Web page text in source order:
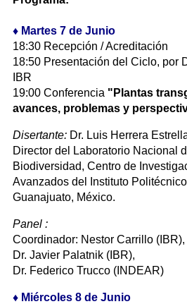
♦ Martes 7 de Junio
18:30 Recepción / Acreditación
18:50 Presentación del Ciclo, por
IBR
19:00 Conferencia "Plantas
avances, problemas y
Disertante: Dr. Luis Herrera
Director del Laboratorio Nacional
Biodiversidad, Centro de
Avanzados del Instituto
Guanajuato, México.
Panel :
Coordinador: Nestor Carrillo (IBR),
Dr. Javier Palatnik (IBR),
Dr. Federico Trucco (INDEAR)
♦ Miércoles 8 de Junio